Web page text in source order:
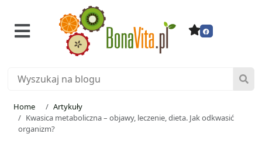
Home
Artykuły
Kwasica metaboliczna – objawy, leczenie, dieta. Jak odkwasić
organizm?